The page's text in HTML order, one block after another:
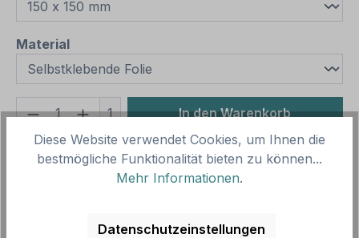
Materialauswählen
Produkt Anzahl: Gib den gewünschten
1 In den Warenkorb
Produktnummer:SH10850.1
Vorlagenummer: ISO 7010 - E021
Beschreibung
Diese Website verwendet Cookies, um Ihnen die
bestmögliche Funktionalität bieten zu können...
Mehr Informationen.
Datenschutzeinstellungen